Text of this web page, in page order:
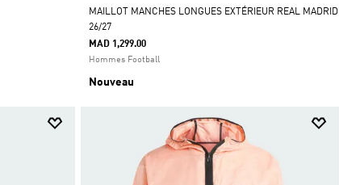
MAILLOT MANCHES LONGUES EXTÉRIEUR REAL MADRID
26/27
MAD 1,299.00
Hommes Football
Nouveau